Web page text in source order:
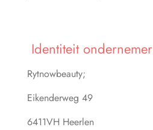
Identiteit ondernemer
Rytnowbeauty;
Eikenderweg 49
6411VH Heerlen